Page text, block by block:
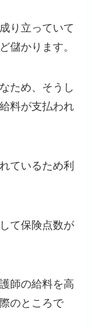
り立っていて
儲かります。
ため、そうし
料が支払われ
ているため利
て保険点数が
師の給料を高
のところで